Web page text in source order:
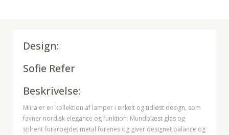
Design:
Sofie Refer
Beskrivelse:
Miira er en kollektion af lamper i enkelt og tidløst design, som
favner nordisk elegance og funktion. Mundblæst glas og
stilrent forarbejdet metal forenes og giver designet balance og